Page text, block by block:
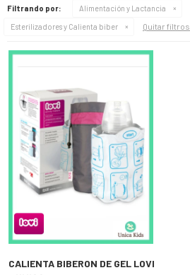
Filtrando por:
Alimentación y Lactancia
Esterilizadores y Calienta biber
Quitar filtros
CALIENTA BIBERON DE GEL LOVI